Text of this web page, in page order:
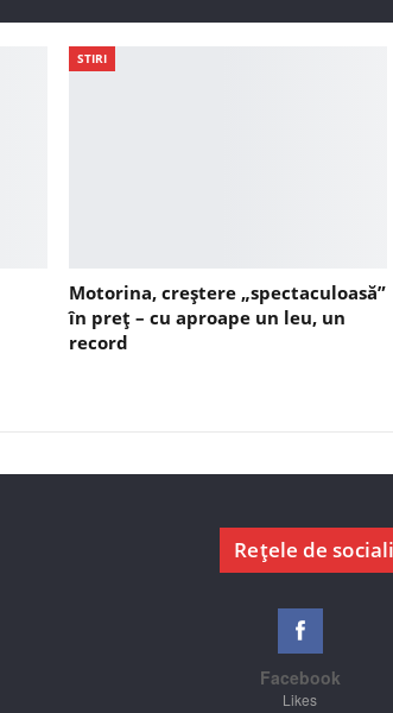
STIRI
Motorina, creștere „spectaculoasă”
în preț – cu aproape un leu, un
record
Rețele de
Facebook
Likes